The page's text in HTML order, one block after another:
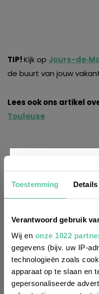
Toestemming Details
Verantwoord gebruik
Wij en onze 1022
gegevens (bijv. uw IP-
technologieën zoals
apparaat op te slaan en
gepersonaliseerde
TIP!Kijk op Jours-
de buurt van jouw
Lees ook ons artikel
Toulouse
LEES OOK:
Top 10 marken in de
Vers van de Franse
Wil je altijd als
van de laatste
en inspirerende
je dan aan